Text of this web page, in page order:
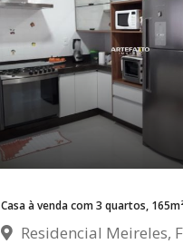
Casa à venda com 3 quartos,
Residencial Meireles,